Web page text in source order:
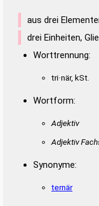
aus drei
drei Einheiten,
Worttrennung:
tri·när, kSt.
Wortform:
Adjektiv
Adjektiv
Synonyme:
ternär